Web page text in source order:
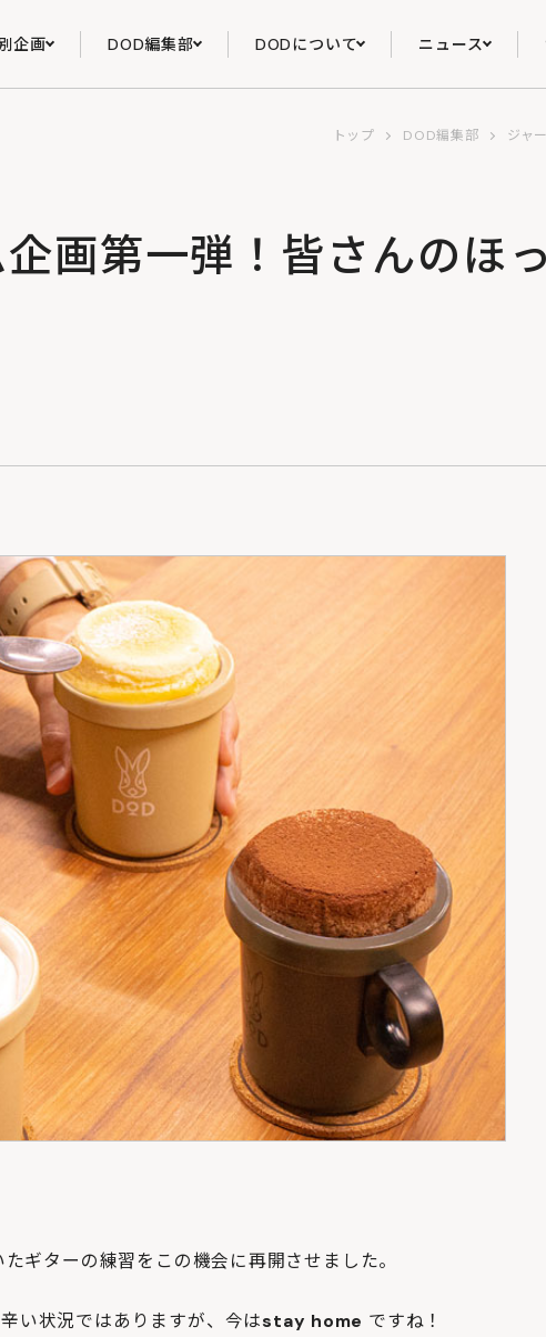
企画 DOD編集部 DODについて ニュース
トップ DOD編集部 ジャ
画第一弾！皆さんのほ
ギターの練習をこの機会に再開させました。
い状況ではありますが、今はstay home ですね！